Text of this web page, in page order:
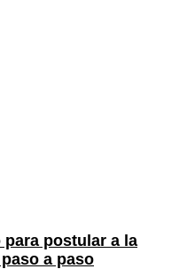
postular a la
a paso